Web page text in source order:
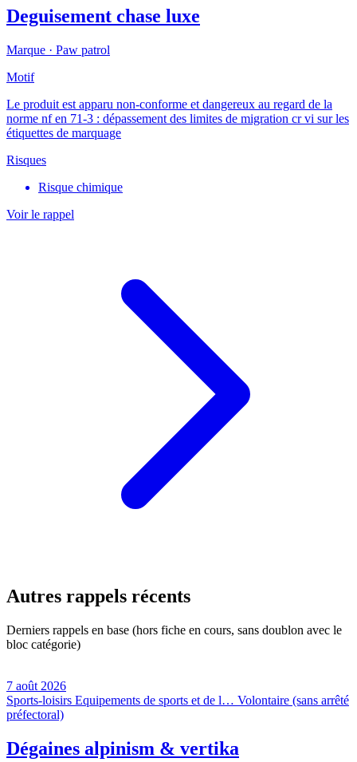
Deguisement chase luxe
Marque · Paw patrol
Motif
Le produit est apparu non-conforme et dangereux au regard de la
norme nf en 71-3 : dépassement des limites de migration cr vi sur les
étiquettes de marquage
Risques
Risque chimique
Voir le rappel
Autres rappels récents
Derniers rappels en base (hors fiche en cours, sans doublon avec le
bloc catégorie)
7 août 2026
Sports-loisirs Equipements de sports et de l… Volontaire (sans arrêté
préfectoral)
Dégaines alpinism & vertika